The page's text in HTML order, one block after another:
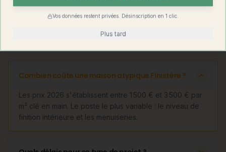
Découvrirla maison container design
Combien coûte une maison atypique Finistère ?
Les prix 2026 s'établissent entre 1 500 € et 3 500 € par
m² clé en main. Le poste le plus variable : le niveau de
finition intérieure et les menuiseries.
Vos données restent privées. Désinscription en 1 clic.
Plus tard